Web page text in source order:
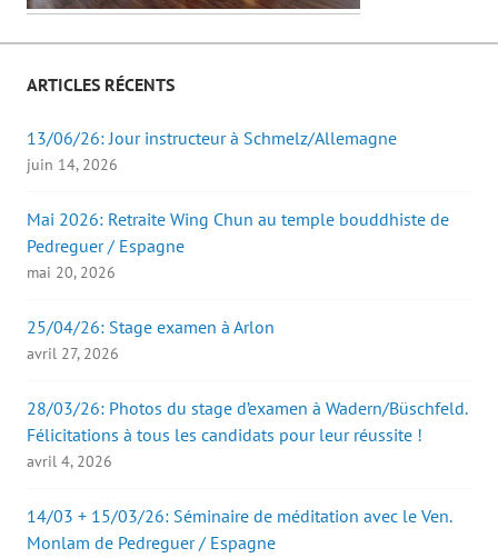
ARTICLES RÉCENTS
13/06/26: Jour instructeur à Schmelz/Allemagne
juin 14, 2026
Mai 2026: Retraite Wing Chun au temple bouddhiste de
Pedreguer / Espagne
mai 20, 2026
25/04/26: Stage examen à Arlon
avril 27, 2026
28/03/26: Photos du stage d’examen à Wadern/Büschfeld.
Félicitations à tous les candidats pour leur réussite !
avril 4, 2026
14/03 + 15/03/26: Séminaire de méditation avec le Ven.
Monlam de Pedreguer / Espagne